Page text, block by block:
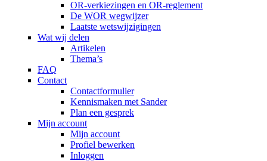
OR-verkiezingen en OR-reglement
De WOR wegwijzer
Laatste wetswijzigingen
Wat wij delen
Artikelen
Thema’s
FAQ
Contact
Contactformulier
Kennismaken met Sander
Plan een gesprek
Mijn account
Mijn account
Profiel bewerken
Inloggen